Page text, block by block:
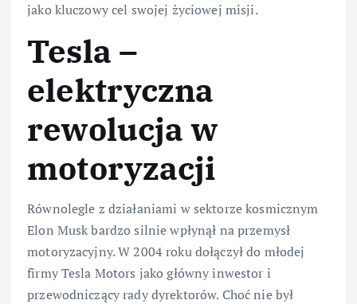
jako kluczowy cel swojej życiowej misji.
Tesla –
elektryczna
rewolucja w
motoryzacji
Równolegle z działaniami w sektorze kosmicznym
Elon Musk bardzo silnie wpłynął na przemysł
motoryzacyjny. W 2004 roku dołączył do młodej
firmy Tesla Motors jako główny inwestor i
przewodniczący rady dyrektorów. Choć nie był